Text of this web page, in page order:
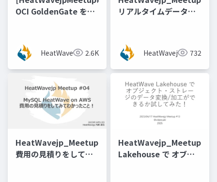
OCI GoldenGate を用
HeatWave へのデータ
連携 [稲葉 祐人 氏（ス
マートスタイル）]
HeatWavejp 2.6K
リアルタイムデータレ
ージド型Oracle
GoldenGateのご紹介
HeatWavejp 732
費用の見積りをしてみ
Lakehouse で オブジ